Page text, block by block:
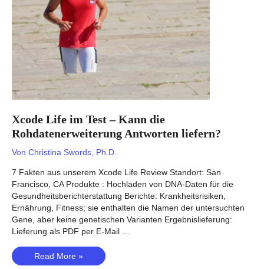
afrikanischer
Abstammung?
Xcode Life im Test – Kann die
Rohdatenerweiterung Antworten liefern?
Von Christina Swords, Ph.D.
7 Fakten aus unserem Xcode Life Review Standort: San
Francisco, CA Produkte : Hochladen von DNA-Daten für die
Gesundheitsberichterstattung Berichte: Krankheitsrisiken,
Ernährung, Fitness; sie enthalten die Namen der untersuchten
Gene, aber keine genetischen Varianten Ergebnislieferung:
Lieferung als PDF per E-Mail …
Xcode
Read More »